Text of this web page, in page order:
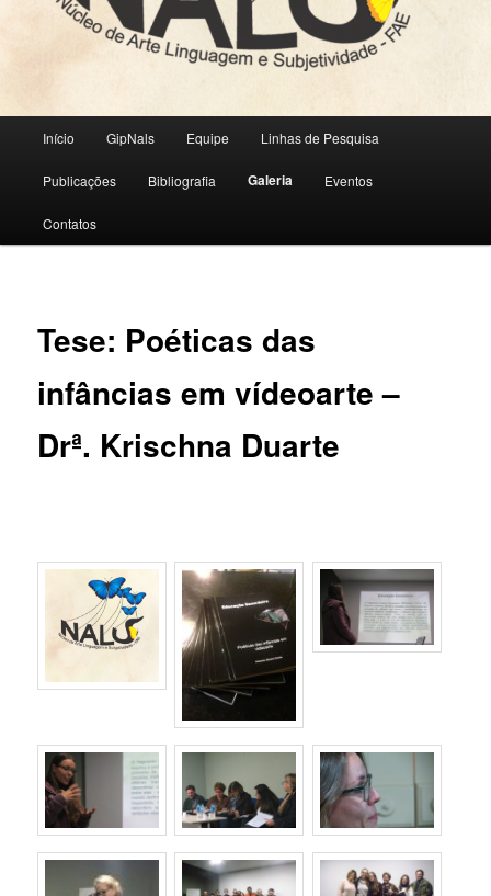
principal
Início GipNals Equipe Linhas de Pesquisa
Publicações Bibliografia Galeria Eventos
Contatos
Tese: Poéticas das
infâncias em vídeoarte –
Drª. Krischna Duarte